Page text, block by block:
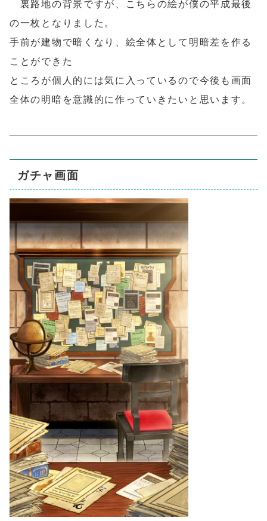
裏路地の背景ですが、こちらの絵が僕の平成最後
の一枚となりました。
手前が建物で暗くなり、絵全体として明暗差を作る
ことができた
ところが個人的には気に入っているので今後も画面
全体の明暗を意識的に作っていきたいと思います。
ガチャ画面